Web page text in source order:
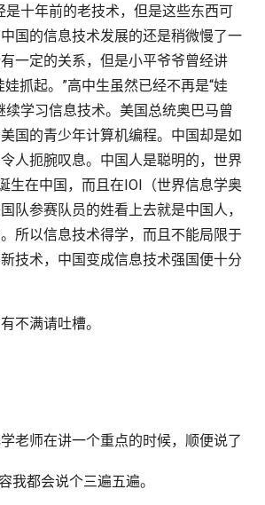
是十年前的老技术，但是这些东西可
国的信息技术发展的还是稍微慢了一
一定的关系，但是小平爷爷曾经讲
抓起。”高中生虽然已经不再是“娃
续学习信息技术。美国总统奥巴马曾
国的青少年计算机编程。中国却是如
人扼腕叹息。中国人是聪明的，世界
生在中国，而且在IOI（世界信息学奥
队参赛队员的姓看上去就是中国人，
所以信息技术得学，而且不能局限于
技术，中国变成信息技术强国便十分
不满请吐槽。
老师在讲一个重点的时候，顺便说了
我都会说个三遍五遍。